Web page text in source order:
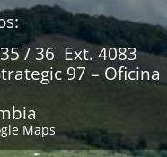
/ 36 Ext. 4083
97 – Oficina
Maps